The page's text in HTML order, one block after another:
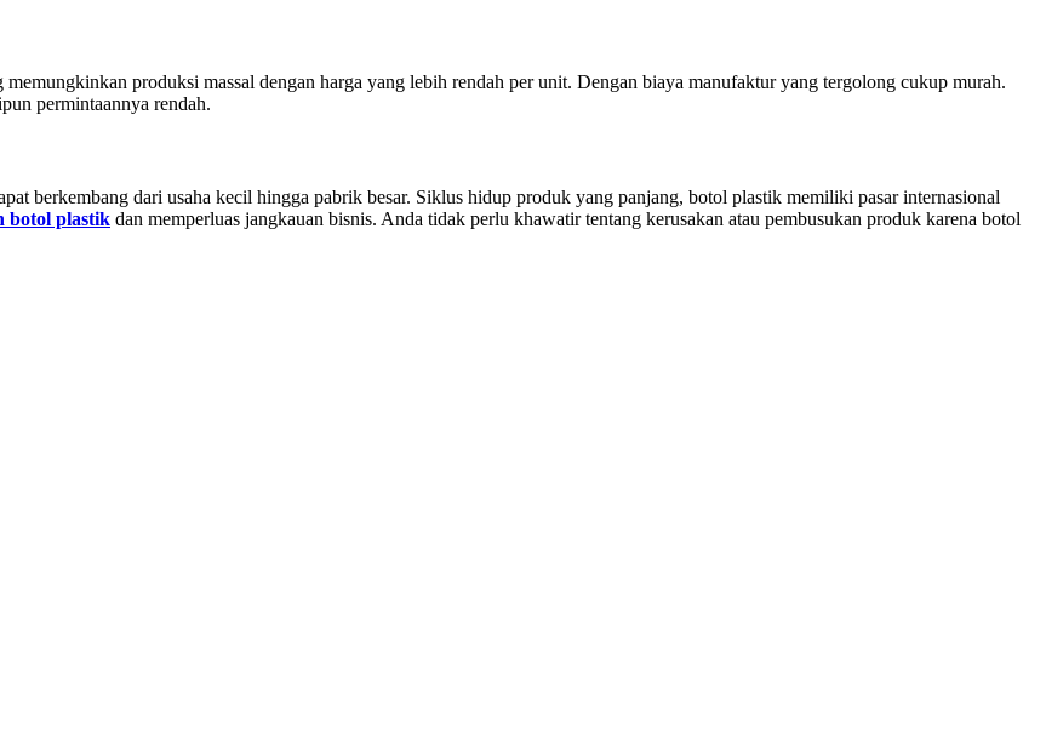
produksi massal dengan harga yang lebih rendah per unit. Dengan biaya manufaktur yang tergolong cukup murah.
permintaannya rendah.
berkembang dari usaha kecil hingga pabrik besar. Siklus hidup produk yang panjang, botol plastik memiliki pasar internasional
botol plastik dan memperluas jangkauan bisnis. Anda tidak perlu khawatir tentang kerusakan atau pembusukan produk karena botol